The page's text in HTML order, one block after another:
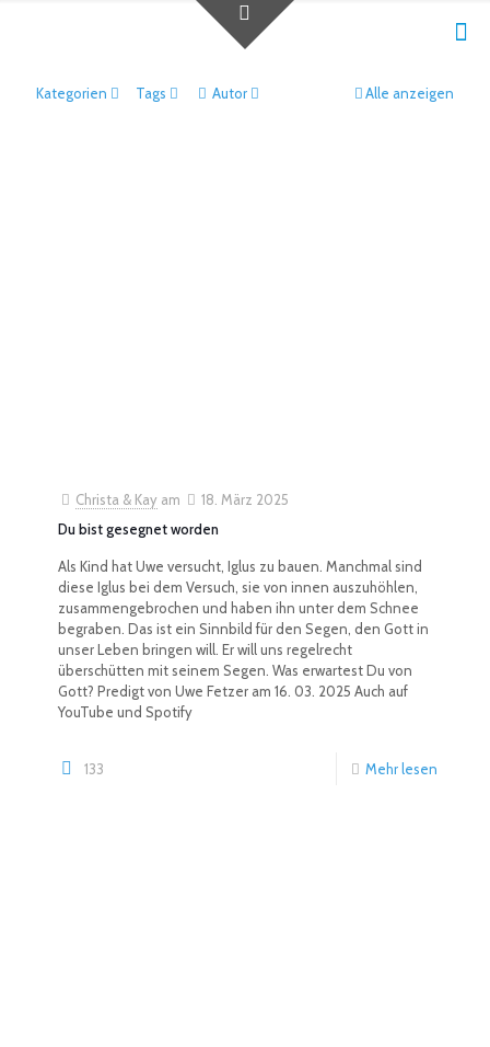
Kategorien Tags Autor Alle anzeigen
Christa & Kay am
18. März 2025
Du bist gesegnet worden
Als Kind hat Uwe versucht, Iglus zu bauen. Manchmal sind
diese Iglus bei dem Versuch, sie von innen auszuhöhlen,
zusammengebrochen und haben ihn unter dem Schnee
begraben. Das ist ein Sinnbild für den Segen, den Gott in
unser Leben bringen will. Er will uns regelrecht
überschütten mit seinem Segen. Was erwartest Du von
Gott? Predigt von Uwe Fetzer am 16. 03. 2025 Auch auf
YouTube und Spotify
133 Mehr lesen